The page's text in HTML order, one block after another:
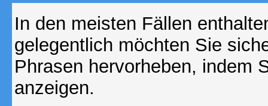
In den meisten Fällen
gelegentlich möchten Sie
Phrasen hervorheben, indem
anzeigen.